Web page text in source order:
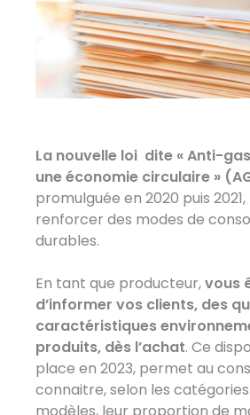
La nouvelle loi dite « Anti-
une économie circulaire »
promulguée en 2020 puis
renforcer des modes de
durables.
En tant que producteur,vous
d’informer vos clients, des
caractéristiques
produits, dès l’achat. Ce
place en 2023, permet au
connaitre, selon les